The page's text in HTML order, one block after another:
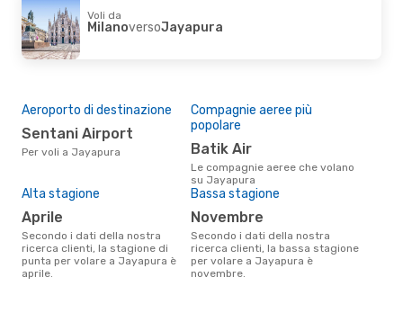
Voli da
MilanoversoJayapura
Aeroporto di destinazione
Sentani Airport
Per voli a Jayapura
Compagnie aeree più
popolare
Batik Air
Le compagnie aeree che volano
su Jayapura
Alta stagione
aprile
Secondo i dati della nostra
ricerca clienti, la stagione di
punta per volare a Jayapura è
aprile.
Bassa stagione
novembre
Secondo i dati della nostra
ricerca clienti, la bassa stagione
per volare a Jayapura è
novembre.